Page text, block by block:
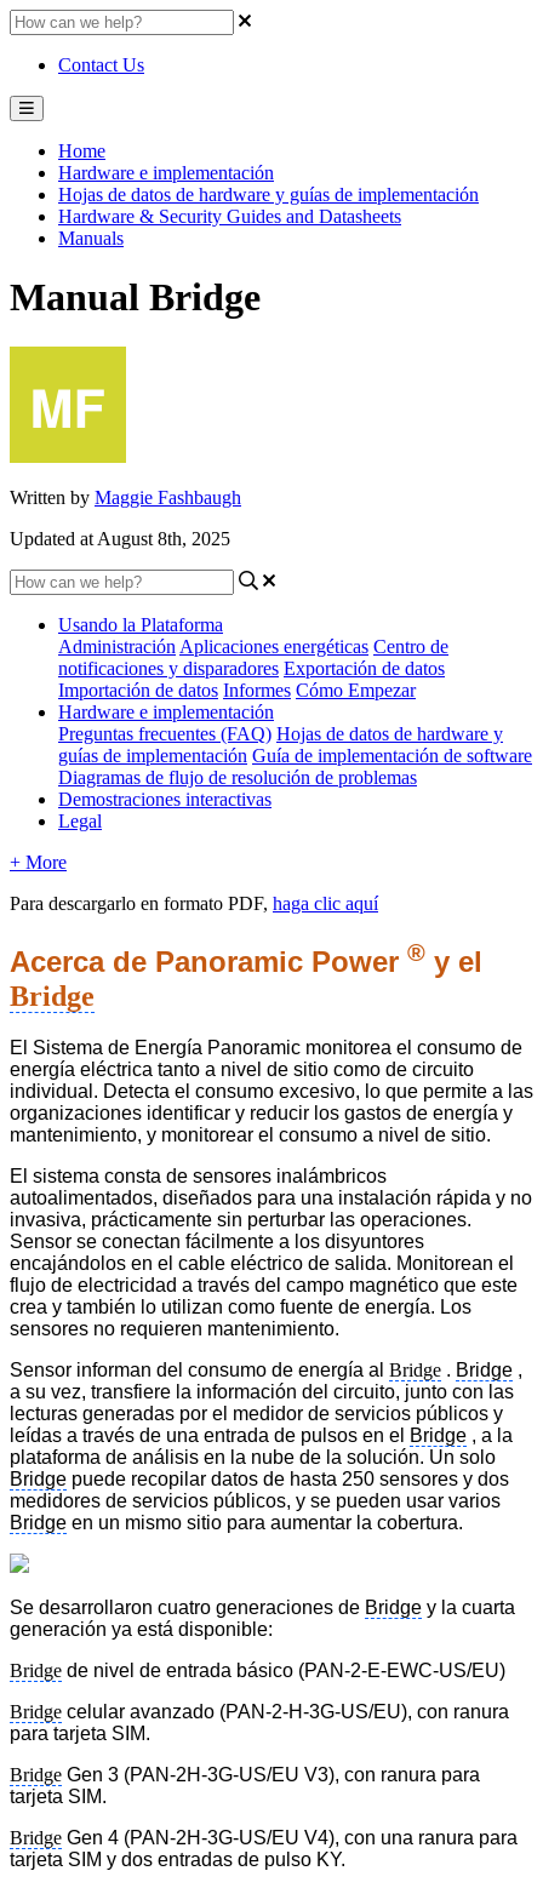
Contact Us
Home
Hardware e implementación
Hojas de datos de hardware y guías de implementación
Hardware & Security Guides and Datasheets
Manuals
Manual Bridge
Written by Maggie Fashbaugh
Updated at August 8th, 2025
Usando la Plataforma
Administración Aplicaciones energéticas Centro de
notificaciones y disparadores Exportación de datos
Importación de datos Informes Cómo Empezar
Hardware e implementación
Preguntas frecuentes (FAQ) Hojas de datos de hardware y
guías de implementación Guía de implementación de software
Diagramas de flujo de resolución de problemas
Demostraciones interactivas
Legal
+ More
Para descargarlo en formato PDF, haga clic aquí
Acerca de Panoramic Power ® y el
Bridge
El Sistema de Energía Panoramic monitorea el consumo de
energía eléctrica tanto a nivel de sitio como de circuito
individual. Detecta el consumo excesivo, lo que permite a las
organizaciones identificar y reducir los gastos de energía y
mantenimiento, y monitorear el consumo a nivel de sitio.
El sistema consta de sensores inalámbricos
autoalimentados, diseñados para una instalación rápida y no
invasiva, prácticamente sin perturbar las operaciones.
Sensor se conectan fácilmente a los disyuntores
encajándolos en el cable eléctrico de salida. Monitorean el
flujo de electricidad a través del campo magnético que este
crea y también lo utilizan como fuente de energía. Los
sensores no requieren mantenimiento.
Sensor informan del consumo de energía al Bridge . Bridge ,
a su vez, transfiere la información del circuito, junto con las
lecturas generadas por el medidor de servicios públicos y
leídas a través de una entrada de pulsos en el Bridge , a la
plataforma de análisis en la nube de la solución. Un solo
Bridge puede recopilar datos de hasta 250 sensores y dos
medidores de servicios públicos, y se pueden usar varios
Bridge en un mismo sitio para aumentar la cobertura.
Se desarrollaron cuatro generaciones de Bridge y la cuarta
generación ya está disponible:
Bridge de nivel de entrada básico (PAN-2-E-EWC-US/EU)
Bridge celular avanzado (PAN-2-H-3G-US/EU), con ranura
para tarjeta SIM.
Bridge Gen 3 (PAN-2H-3G-US/EU V3), con ranura para
tarjeta SIM.
Bridge Gen 4 (PAN-2H-3G-US/EU V4), con una ranura para
tarjeta SIM y dos entradas de pulso KY.